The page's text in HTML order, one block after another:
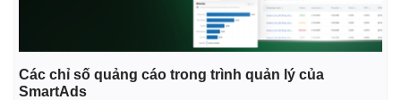
Các chỉ số quảng cáo trong trình quản lý của
SmartAds